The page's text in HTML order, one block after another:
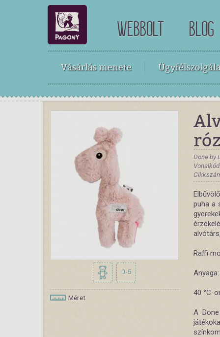
WEBBOLT BLOG
Vásárlás menete
0-5
Méret
Done by
puha a
Raffi
40 °C-
A